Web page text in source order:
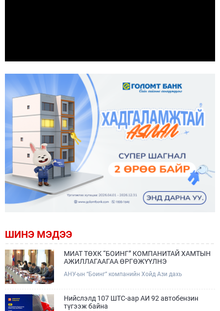
ШИНЭ МЭДЭЭ
МИАТ ТӨХК “БОИНГ” КОМПАНИТАЙ ХАМТЫН
АЖИЛЛАГААГАА ӨРГӨЖҮҮЛНЭ
АНУ-ын “Боинг” компанийн Хойд Ази дахь
Жэф Эдвардс тэргүүтэй төлөөлөгчдийг Зам,
тээврийн сайд Б.Дэлгэрсайхан хүлээн авч уулзав.
Нийслэлд 107 ШТС-аар АИ 92 автобензин
түгээж байна